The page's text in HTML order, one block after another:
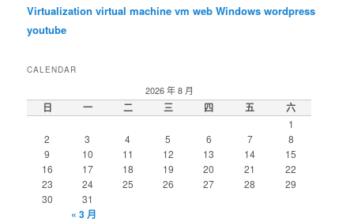
Virtualization virtual machine vm web Windows wordpress
youtube
CALENDAR
2026 年 8 月
日 一 二 三 四 五 六
1
2
3 4 5 6 7
8
9
10 11 12 13 14
15
16
17 18 19 20 21
22
23
24 25 26 27 28
29
30
31
« 3 月